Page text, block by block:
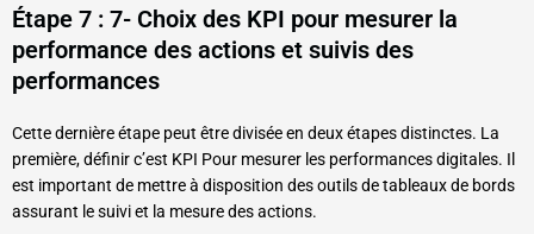
Étape 7 : 7- Choix des KPI pour mesurer la
performance des actions et suivis des
performances
Cette dernière étape peut être divisée en deux étapes distinctes. La
première, définir c’est KPI Pour mesurer les performances digitales. Il
est important de mettre à disposition des outils de tableaux de bords
assurant le suivi et la mesure des actions.